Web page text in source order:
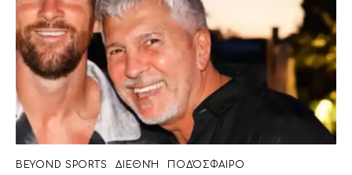
BEYOND SPORTS ΔΙΕΘΝΉ ΠΟΔΌΣΦΑΙΡΟ